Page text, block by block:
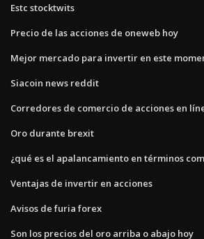
Estc stocktwits
Precio de las acciones de oneweb hoy
Mejor mercado para invertir en este
Siacoin news reddit
Corredores de comercio de acciones en
Oro durante brexit
¿qué es el apalancamiento en términos
Ventajas de invertir en acciones
Avisos de furia forex
Son los precios del oro arriba o abajo hoy